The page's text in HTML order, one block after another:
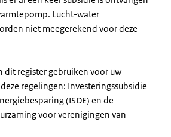
Lucht-water
niet meegerekend voor deze
dit register gebruiken voor uw
regelingen: Investeringssubsidie
(ISDE) en de
voor verenigingen van